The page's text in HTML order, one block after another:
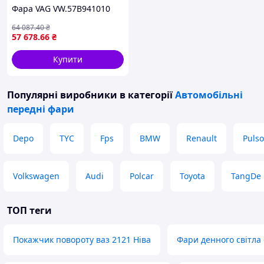
Фара VAG VW.57B941010
57 678.66 ₴
64 087.40₴
Купити
Популярні виробники в категоріїАвтомобільні
передні фари
Depo TYC Fps BMW Renault Pulso
Volkswagen Audi Polcar Toyota TangDe
ТОП теги
Покажчик повороту ваз 2121 Ніва Фари денного